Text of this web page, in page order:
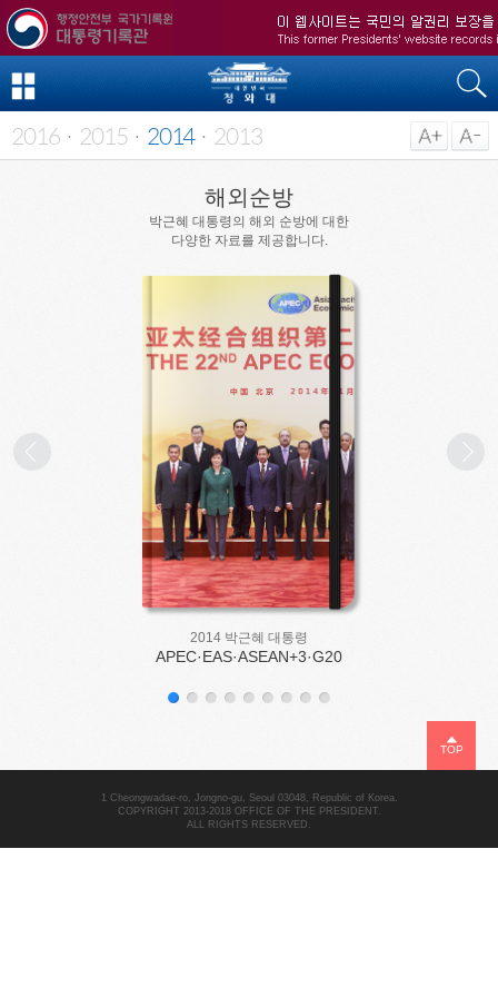
2016ㆍ 2015ㆍ 2014ㆍ 2013
해외순방
박근혜 대통령의 해외 순방에 대한
다양한 자료를 제공합니다.
2014 박근혜 대통령
APEC·EAS·ASEAN+3·G20
TOP
1 Cheongwadae-ro, Jongno-gu, Seoul 03048, Republic of Korea.
COPYRIGHT 2013-2018 OFFICE OF THE PRESIDENT.
ALL RIGHTS RESERVED.